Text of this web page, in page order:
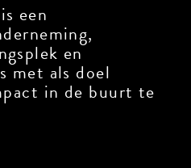
een
en
met als doel
in de buurt te